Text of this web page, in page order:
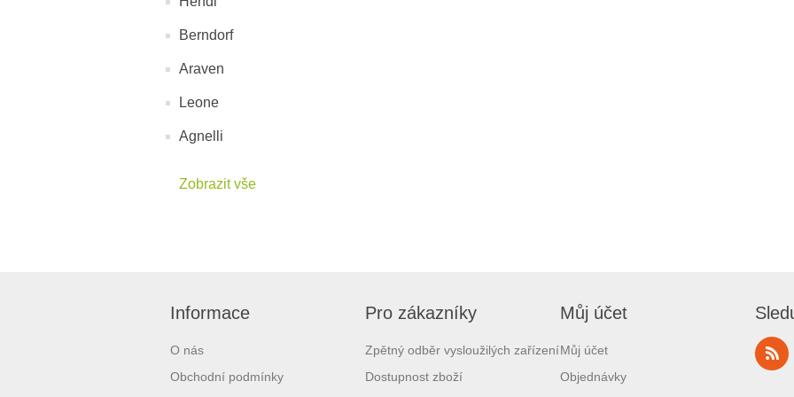
Berndorf
Araven
Leone
Agnelli
Zobrazit vše
Informace
O nás
Obchodní podmínky
Pro zákazníky
Zpětný odběr vysloužilých zařízení
Dostupnost zboží
Můj účet
Můj účet
Objednávky